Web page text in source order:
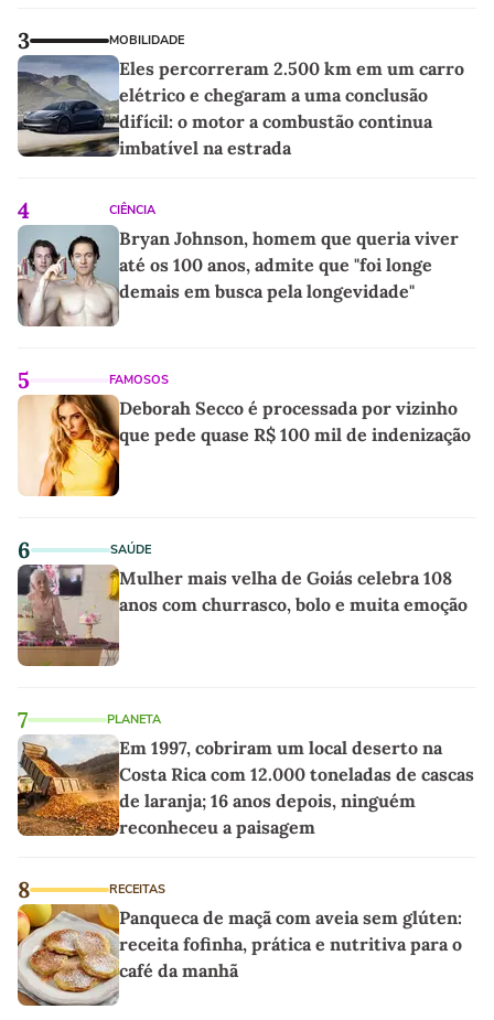
3 MOBILIDADE
Eles percorreram 2.500 km em um carro
elétrico e chegaram a uma conclusão
difícil: o motor a combustão continua
imbatível na estrada
4 CIÊNCIA
Bryan Johnson, homem que queria viver
até os 100 anos, admite que "foi longe
demais em busca pela longevidade"
5 FAMOSOS
Deborah Secco é processada por vizinho
que pede quase R$ 100 mil de indenização
6 SAÚDE
Mulher mais velha de Goiás celebra 108
anos com churrasco, bolo e muita emoção
7 PLANETA
Em 1997, cobriram um local deserto na
Costa Rica com 12.000 toneladas de cascas
de laranja; 16 anos depois, ninguém
reconheceu a paisagem
8 RECEITAS
Panqueca de maçã com aveia sem glúten:
receita fofinha, prática e nutritiva para o
café da manhã